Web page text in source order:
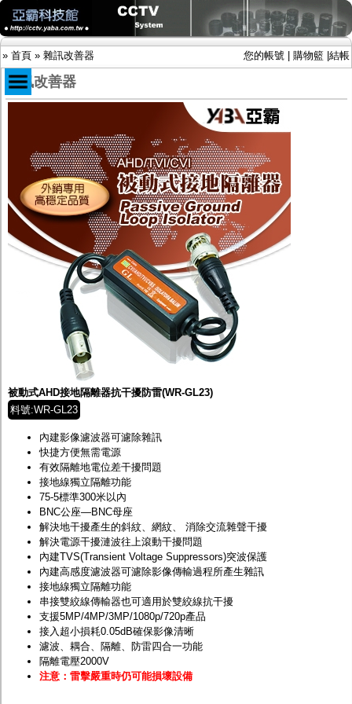
» 首頁 » 雜訊改善器 您的帳號 購物籃 結帳
限時促銷特惠專案
IP網路攝影機及錄放影機
AHD DVR數位錄放影機
AHD半球型(適用屋內)
AHD中小型紅外線攝影機(適用騎樓、室內外)
AHD防護罩型攝影機(適用屋外，紅外線照射
距離遠）
AHD特殊功能型攝影機
旋轉型攝影機.旋轉台
傳統高解析攝影機
投光設備
防護罩及支架
多路攝影機單軸傳輸
監聽器.麥克風
視訊轉換設備
雙絞線傳輸器
雜訊改善器
分配放大器
網路線用水晶頭
網路線
懶人線.同軸線.花線
線頭.插座.延長線.HDMI線
集線盒.防水盒.配線盒
變壓器.避雷器
轉接頭
偽裝嚇阻假監視器. 警示防盜貼紙
行車紀錄器.車用插座配件
電腦工業機殼
客訂商品
雜訊改善器
被動式AHD接地隔離器抗干擾防雷(WR-GL23)
料號:WR-GL23
內建影像濾波器可濾除雜訊
快捷方便無需電源
有效隔離地電位差干擾問題
接地線獨立隔離功能
75-5標準300米以內
BNC公座—BNC母座
解決地干擾產生的斜紋、網紋、 消除交流雜聲干擾
解決電源干擾漣波往上滾動干擾問題
內建TVS(Transient Voltage Suppressors)突波保護
內建高感度濾波器可濾除影像傳輸過程所產生雜訊
接地線獨立隔離功能
串接雙絞線傳輸器也可適用於雙絞線抗干擾
支援5MP/4MP/3MP/1080p/720p產品
接入超小損耗0.05dB確保影像清晰
濾波、耦合、隔離、防雷四合一功能
隔離電壓2000V
注意：雷擊嚴重時仍可能損壞設備